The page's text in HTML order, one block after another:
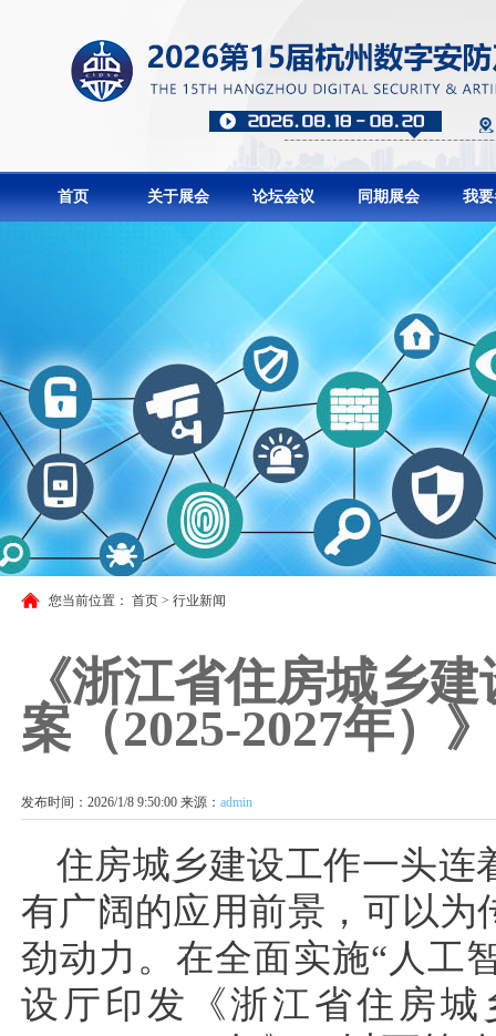
首页 关于展会 论坛会议 同期展会 我
您当前位置： 首页 > 行业新闻
《浙江省住房城乡
案（2025-2027年）
发布时间：2026/1/8 9:50:00 来源： admin
住房城乡建设工作一头连
有广阔的应用前景，可以为
劲动力。在全面实施“人工
设厅印发《浙江省住房城